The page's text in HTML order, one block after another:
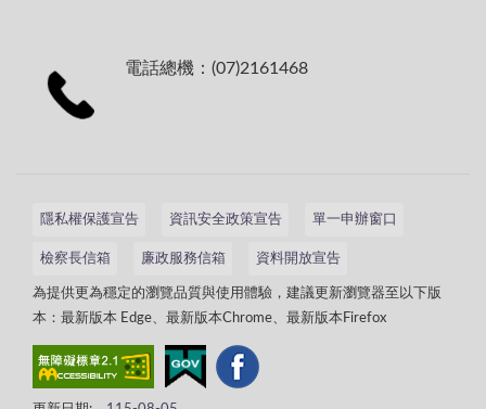
電話總機：(07)2161468
隱私權保護宣告 資訊安全政策宣告 單一申辦窗口
檢察長信箱 廉政服務信箱 資料開放宣告
為提供更為穩定的瀏覽品質與使用體驗，建議更新瀏覽器至以下版
本：最新版本 Edge、最新版本Chrome、最新版本Firefox